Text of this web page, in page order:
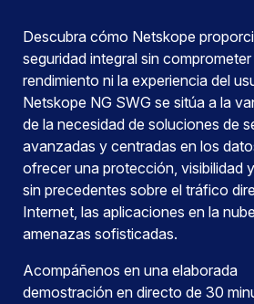
Descubra cómo Netskope
seguridad integral sin comprometer
rendimiento ni la experiencia del
Netskope NG SWG se sitúa a la
de la necesidad de soluciones de
avanzadas y centradas en los
ofrecer una protección, visibilidad
sin precedentes sobre el tráfico
Internet, las aplicaciones en la
amenazas sofisticadas.
Acompáñenos en una elaborada
demostración en directo de 30